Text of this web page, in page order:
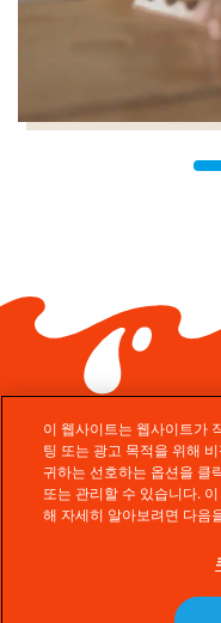
© Ferrero 2026 − All
이 웹사이트는 웹사이트가
팅 또는 광고 목적을 위해
귀하는 선호하는 옵션을 클
또는 관리할 수 있습니다.
해 자세히 알아보려면 다음